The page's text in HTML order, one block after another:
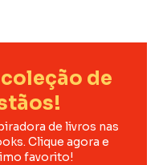
de
de livros nas
Clique agora e
favorito!